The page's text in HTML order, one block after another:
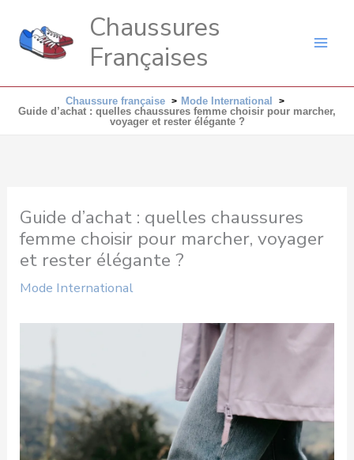
contenu
Chaussures
Françaises
Chaussure française
Mode International
Guide d’achat : quelles chaussures femme choisir pour marcher,
voyager et rester élégante ?
Guide d’achat : quelles chaussures
femme choisir pour marcher, voyager
et rester élégante ?
Mode International